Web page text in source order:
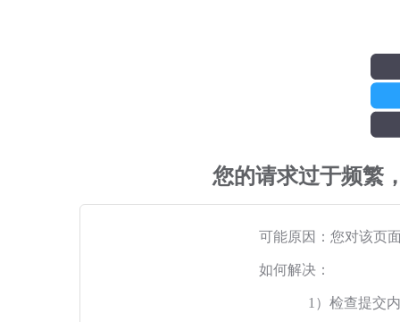
您的请求过于频繁
可能原因：您对该页
如何解决：
1）检查提交